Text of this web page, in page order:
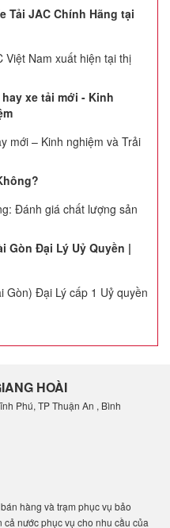
Tải JAC Chính Hãng tại
Việt Nam xuất hiện tại thị
xe tải mới - Kinh
mới – Kinh nghiệm và Trải
Đánh giá chất lượng sản
Gòn Đại Lý Uỷ Quyền |
Gòn) Đại Lý cấp 1 Uỷ quyền
HOÀI
Phú, TP Thuận An , Bình
hàng và trạm phục vụ bảo
nước phục vụ cho nhu cầu của